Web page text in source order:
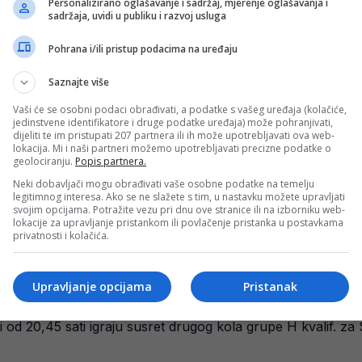
Kipar na Bilinom polju!
prvenstvo Bosna i Hercegovina i Kipar odigrali su
i Hercegovina – Kipar
Hercegovine večeras će odigrati meč drugog kola
od 20 TV kanala
od 20,45 sati igraju susret drugog kola grupe H kvalif. za
Personalizirano oglašavanje i sadržaj, mjerenje oglašavanja i
sadržaja, uvidi u publiku i razvoj usluga
Pohrana i/ili pristup podacima na uređaju
Saznajte više
Vaši će se osobni podaci obrađivati, a podatke s vašeg uređaja (kolačiće,
jedinstvene identifikatore i druge podatke uređaja) može pohranjivati,
dijeliti te im pristupati 207 partnera ili ih može upotrebljavati ova web-
lokacija. Mi i naši partneri možemo upotrebljavati precizne podatke o
geolociranju. Popis partnera.
Neki dobavljači mogu obrađivati vaše osobne podatke na temelju
legitimnog interesa. Ako se ne slažete s tim, u nastavku možete upravljati
svojim opcijama. Potražite vezu pri dnu ove stranice ili na izborniku web-
lokacije za upravljanje pristankom ili povlačenje pristanka u postavkama
privatnosti i kolačića.
Pristanak
Upravljanje opcijama